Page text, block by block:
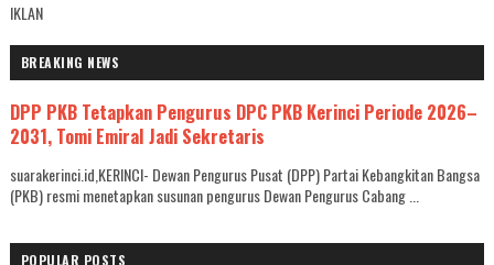
IKLAN
BREAKING NEWS
DPP PKB Tetapkan Pengurus DPC PKB Kerinci Periode 2026–
2031, Tomi Emiral Jadi Sekretaris
suarakerinci.id,KERINCI- Dewan Pengurus Pusat (DPP) Partai Kebangkitan Bangsa
(PKB) resmi menetapkan susunan pengurus Dewan Pengurus Cabang ...
POPULAR POSTS